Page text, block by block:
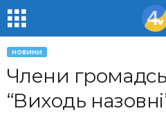
НОВИНИ
Члени
“Виходь